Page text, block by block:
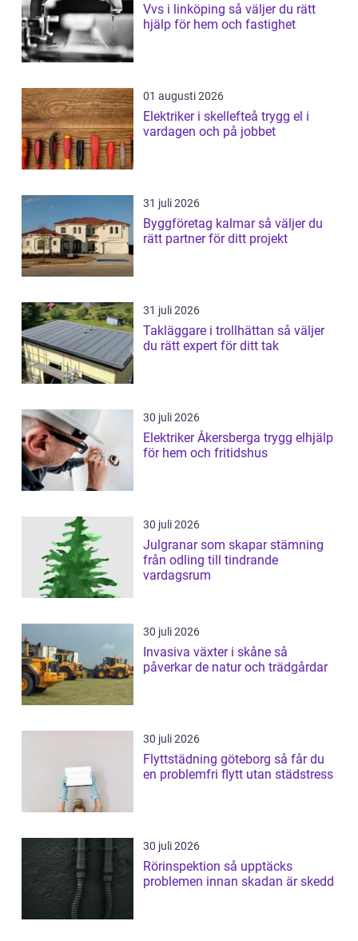
Vvs i linköping så väljer du rätt
hjälp för hem och fastighet
01 augusti 2026
Elektriker i skellefteå trygg el i
vardagen och på jobbet
31 juli 2026
Byggföretag kalmar så väljer du
rätt partner för ditt projekt
31 juli 2026
Takläggare i trollhättan så väljer
du rätt expert för ditt tak
30 juli 2026
Elektriker Åkersberga trygg elhjälp
för hem och fritidshus
30 juli 2026
Julgranar som skapar stämning
från odling till tindrande
vardagsrum
30 juli 2026
Invasiva växter i skåne så
påverkar de natur och trädgårdar
30 juli 2026
Flyttstädning göteborg så får du
en problemfri flytt utan städstress
30 juli 2026
Rörinspektion så upptäcks
problemen innan skadan är skedd